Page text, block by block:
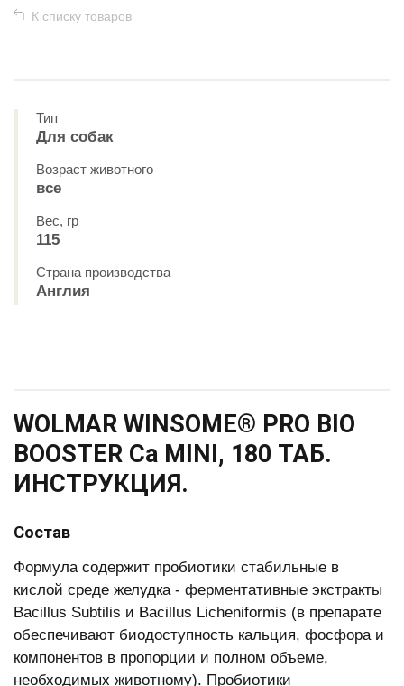
К списку товаров
Тип
Для собак
Возраст животного
все
Вес, гр
115
Страна производства
Англия
WOLMAR WINSOME® PRO BIO
BOOSTER Ca MINI, 180 ТАБ.
ИНСТРУКЦИЯ.
Состав
Формула содержит пробиотики стабильные в
кислой среде желудка - ферментативные экстракты
Bacillus Subtilis и Bacillus Licheniformis (в препарате
обеспечивают биодоступность кальция, фосфора и
компонентов в пропорции и полном объеме,
необходимых животному). Пробиотики